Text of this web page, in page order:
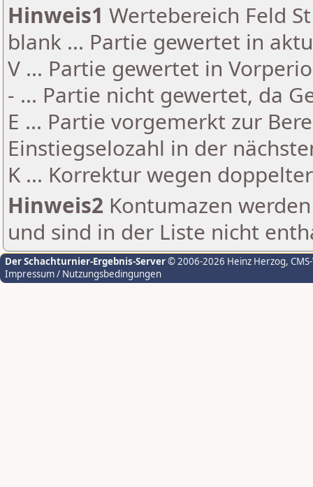
Hinweis1 Wertebereich Feld
blank ... Partie gewertet in
V ... Partie gewertet in
- ... Partie nicht gewertet, da
E ... Partie vorgemerkt zur
Einstiegselozahl in der
K ... Korrektur wegen
Hinweis2 Kontumazen
und sind in der Liste nicht
Der Schachturnier-Ergebnis-Server© 2006-2026 Heinz Herzog,
Impressum / Nutzungsbedingungen